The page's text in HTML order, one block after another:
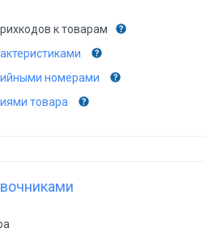
к товарам
номерами
товара